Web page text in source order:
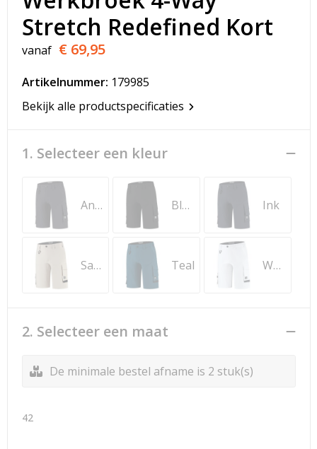
T-Shirts
Veiligheidsvesten en Veiligheidshesjes
Vesten
Werkkleding sets
Gehoorbescherming
Stretch Redefined Kort
vanaf € 69,95
Artikelnummer: 179985
Bekijk alle productspecificaties
1. Selecteer een kleur
Anthracite Black Ink
Sand Teal White
2. Selecteer een maat
De minimale bestel afname is 2 stuk(s)
42